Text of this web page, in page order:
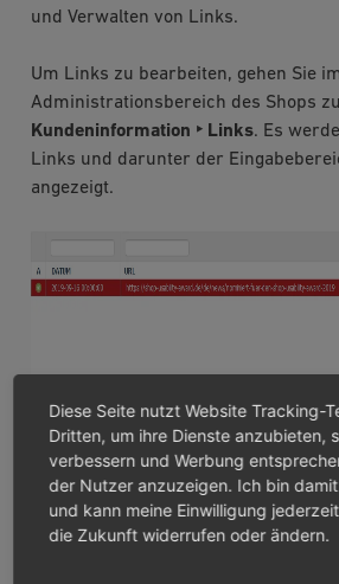
und Verwalten von Links.
Um Links zu bearbeiten, gehen Sie
Administrationsbereich des Shops zu
Kundeninformation ‣ Links. Es
Links und darunter der
angezeigt.
Diese Seite nutzt Website Tracking-
Dritten, um ihre Dienste anzubieten,
verbessern und Werbung
der Nutzer anzuzeigen. Ich bin
und kann meine Einwilligung
die Zukunft widerrufen oder ändern.